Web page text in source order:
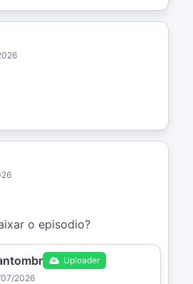
o episodio?
Uploader
07/2026